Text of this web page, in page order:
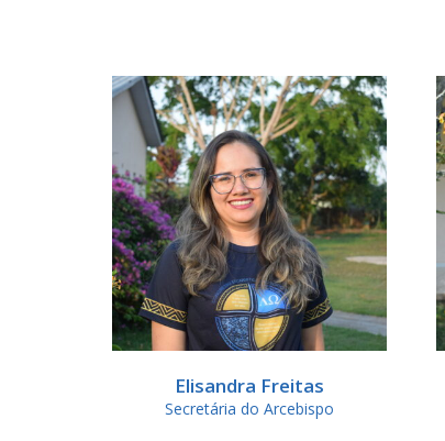
Elisandra Freitas
Secretária do Arcebispo